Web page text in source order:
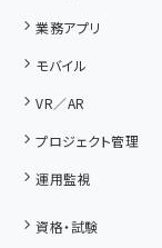
業務アプリ
モバイル
VR／AR
プロジェクト管理
運用監視
資格・試験